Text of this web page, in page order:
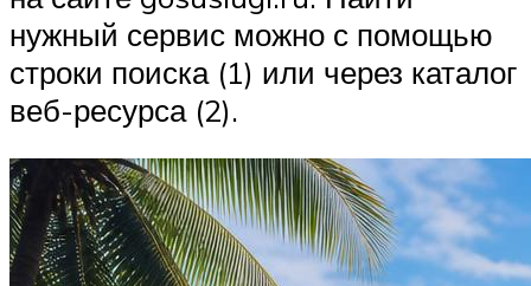
нужный сервис можно с помощью
строки поиска (1) или через каталог
веб-ресурса (2).